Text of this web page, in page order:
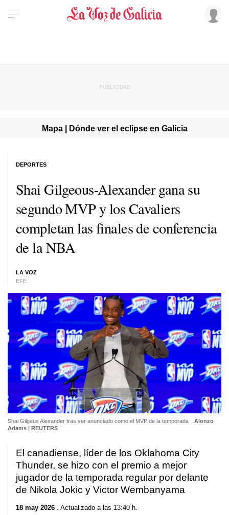
Mapa | Dónde ver el eclipse en Galicia
Shai Gilgeous-Alexander gana su
segundo MVP y los Cavaliers
completan las finales de conferencia
de la NBA
LA VOZ
EFE
DEPORTES
Shai Gilgeus Alexander tras ser anunciado como el MVP de la temporada
Alonzo
Adams | REUTERS
El canadiense, líder de los Oklahoma City
Thunder, se hizo con el premio a mejor
jugador de la temporada regular por delante
de Nikola Jokic y Victor Wembanyama
18 may 2026 . Actualizado a las 13:40 h.